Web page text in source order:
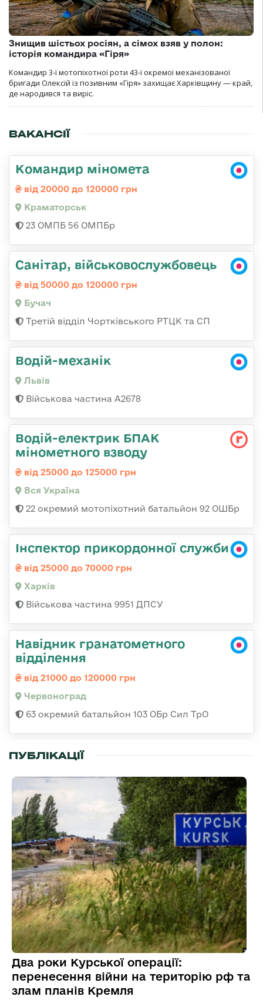
Знищив шістьох росіян, а сімох взяв у полон:
історія командира «Гіря»
Командир 3-ї мотопіхотної роти 43-ї окремої механізованої
бригади Олексій із позивним «Гіря» захищає Харківщину — край,
де народився та виріс.
ВАКАНСІЇ
Командир міномета
від 20000 до 120000 грн
Краматорськ
23 ОМПБ 56 ОМПБр
Санітар, військовослужбовець
від 50000 до 120000 грн
Бучач
Третій відділ Чортківського РТЦК та СП
Водій-механік
Львів
Військова частина А2678
Водій-електрик БПАК
мінометного взводу
від 25000 до 125000 грн
Вся Україна
22 окремий мотопіхотний батальйон 92 ОШБр
Інспектор прикордонної служби
від 25000 до 70000 грн
Харків
Військова частина 9951 ДПСУ
Навідник гранатометного
відділення
від 21000 до 120000 грн
Червоноград
63 окремий батальйон 103 ОБр Сил ТрО
ПУБЛІКАЦІЇ
Два роки Курської операції:
перенесення війни на територію рф та
злам планів Кремля